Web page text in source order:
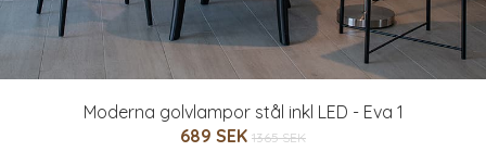
Moderna golvlampor stål inkl LED - Eva 1
689 SEK 1365 SEK